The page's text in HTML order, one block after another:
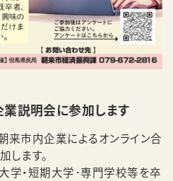
説明会に参加します
来市内企業によるオンライン合
します。
学・短期大学･専門学校等を卒